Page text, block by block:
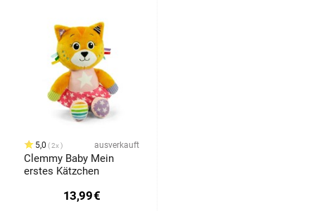
5,0 2x ausverkauft
Clemmy Baby Mein
erstes Kätzchen
13,99€